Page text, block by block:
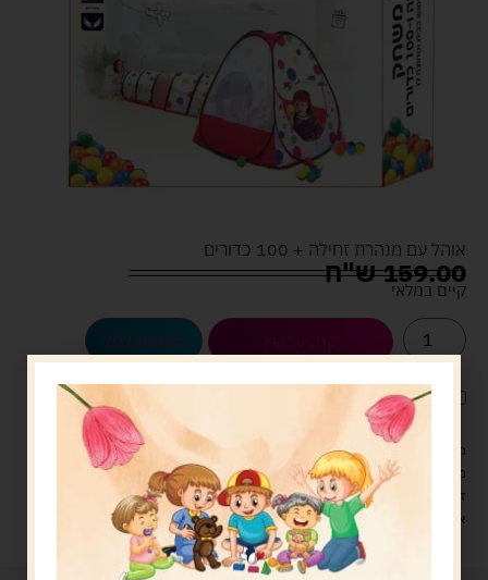
אוהל עם מנהרת זחילה + 100 כדורים
159.00ש"ח
קיים במלאי
הוספה לסל
לארוז את המוצר באריזת מתנה
מעל 329 ש"ח, משלוח עם שליח עד הבית חינם! – 0 ₪
משלוח עם שליח עד הבית: 29 ש"ח
זמן אספקה: עד 4 ימי עסקים.
איסוף עצמי: מ"ביתר טויס" רחוב בניין דוד 18, ביתר עילית.